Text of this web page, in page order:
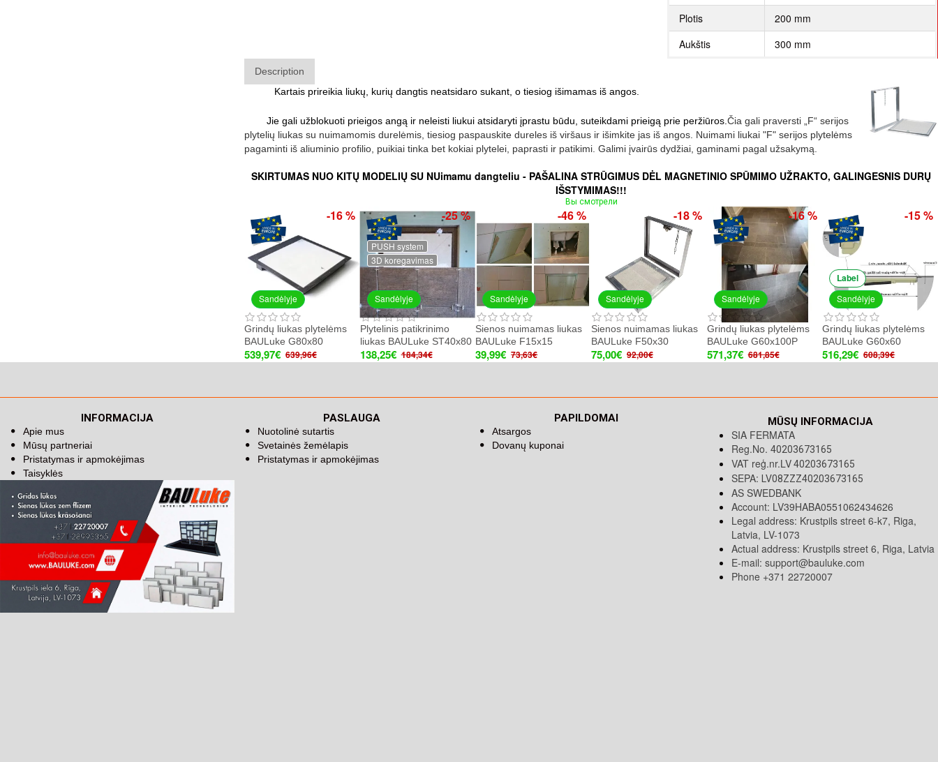
Plotis
200 mm
Aukštis
300 mm
Description
Kartais prireikia liukų, kurių dangtis neatsidaro sukant, o tiesiog išimamas iš angos.
Jie gali užblokuoti prieigos angą ir neleisti liukui atsidaryti įprastu būdu, suteikdami prieigą prie peržiūros. Čia gali praversti „F“ serijos
plytelių liukas su nuimamomis durelėmis, tiesiog paspauskite dureles iš viršaus ir išimkite jas iš angos. Nuimami liukai "F" serijos plytelėms
pagaminti iš aliuminio profilio, puikiai tinka bet kokiai plytelei, paprasti ir patikimi. Galimi įvairūs dydžiai, gaminami pagal užsakymą.
SKIRTUMAS NUO KITŲ MODELIŲ SU NUimamu dangteliu - PAŠALINA STRŪGIMUS DĖL MAGNETINIO SPŪMIMO UŽRAKTO, GALINGESNIS DURŲ
IŠSTYMIMAS!!!
Вы смотрели
Sandėlyje
-16 %
Grindų liukas plytelėms
BAULuke G80x80
539,97€ 639,96€
PUSH system
Sandėlyje
3D koregavimas
-25 %
Plytelinis patikrinimo
liukas BAULuke ST40x80
138,25€ 184,34€
Sandėlyje
-46 %
Sienos nuimamas liukas
BAULuke F15x15
39,99€ 73,63€
Sandėlyje
-18 %
Sienos nuimamas liukas
BAULuke F50x30
75,00€ 92,00€
Sandėlyje
-16 %
Grindų liukas plytelėms
BAULuke G60x100P
571,37€ 681,85€
Sandėlyje
Label
-15 %
Grindų liukas plytelėms
BAULuke G60x60
516,29€ 608,39€
INFORMACIJA
Apie mus
Mūsų partneriai
Pristatymas ir apmokėjimas
Taisyklės
PASLAUGA
Nuotolinė sutartis
Svetainės žemėlapis
Pristatymas ir apmokėjimas
PAPILDOMAI
Atsargos
Dovanų kuponai
MŪSŲ INFORMACIJA
SIA FERMATA
Reg.No. 40203673165
VAT reģ.nr.LV40203673165
SEPA: LV08ZZZ40203673165
AS SWEDBANK
Account: LV39HABA0551062434626
Legal address: Krustpils street 6-k7, Riga,
Latvia, LV-1073
Actual address: Krustpils street 6, Riga, Latvia
E-mail: support@bauluke.com
Phone +371 22720007